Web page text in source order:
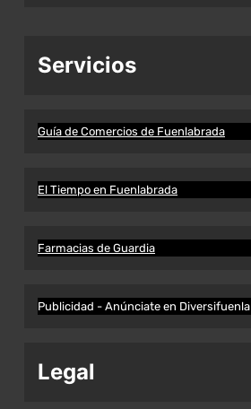
Servicios
Guía de Comercios de Fuenlabrada
El Tiempo en Fuenlabrada
Farmacias de Guardia
Publicidad - Anúnciate en Diversifuenla
Legal